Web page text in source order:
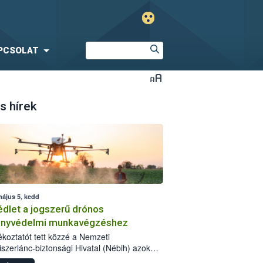
hírek
5, kedd
a jogszerű drónos
munkavégzéshez
tett közzé a Nemzeti
biztonsági Hivatal (Nébih) azok
akik drónnal szeretnének